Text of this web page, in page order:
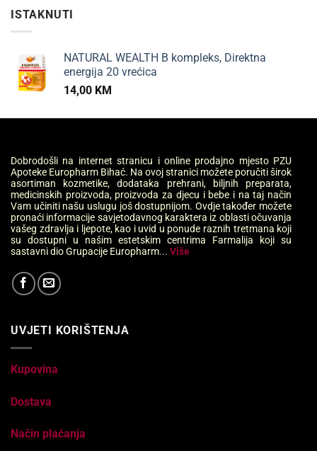
ISTAKNUTI
NATURAL WEALTH B kompleks, Direktna
energija 20 vrećica
14,00 KM
Dobrodošli na internet stranicu i online prodajno mjesto PZU
Apoteke Europharm Bihać. Na ovoj stranici možete poručiti širok
asortiman kozmetike, dodataka prehrani, biljnih preparata,
medicinskih proizvoda, proizvoda za djecu i bebe i na taj način
Vam učiniti našu uslugu još dostupnijom. Ovdje također možete
pronaći informacije savjetodavnog karaktera iz oblasti očuvanja
vašeg zdravlja i ljepote, kao i uvid u ponude raznih tretmana koji
su dostupni u našim estetskim centrima Farmalija koji su
sastavni dio Grupacije Europharm... Više
UVJETI KORIŠTENJA
Kupovina
Dostava
Način plaćanja